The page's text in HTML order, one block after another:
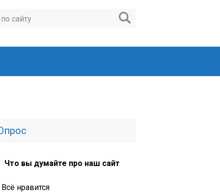
Что вы думайте про наш сайт
Всё нравится